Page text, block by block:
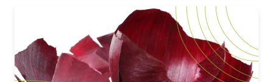
carbonio del Pianeta, capaci di assorbire grandi
quantità di anidride carbonica…